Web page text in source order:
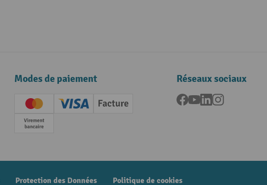
Modes de paiement
Creditcard (Master)Creditcard (Visa)
Facture
Paiement anticipé
Réseaux sociaux
Facebook
YouTubeLinkedInInstagram
Protection des Données Politique de cookies